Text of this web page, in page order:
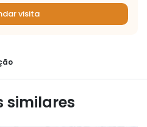
visita
similares